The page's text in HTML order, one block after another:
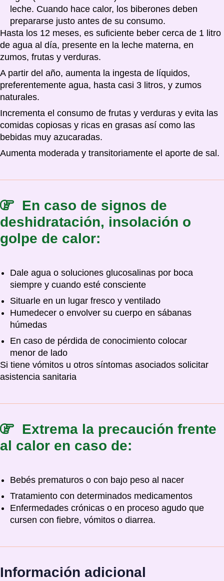
leche. Cuando hace calor, los biberones deben
prepararse justo antes de su consumo.
Hasta los 12 meses, es suficiente beber cerca de 1 litro
de agua al día, presente en la leche materna, en
zumos, frutas y verduras.
A partir del año, aumenta la ingesta de líquidos,
preferentemente agua, hasta casi 3 litros, y zumos
naturales.
Incrementa el consumo de frutas y verduras y evita las
comidas copiosas y ricas en grasas así como las
bebidas muy azucaradas.
Aumenta moderada y transitoriamente el aporte de sal.
En caso de signos de
deshidratación, insolación o
golpe de calor:
Dale agua o soluciones glucosalinas por boca
siempre y cuando esté consciente
Situarle en un lugar fresco y ventilado
Humedecer o envolver su cuerpo en sábanas
húmedas
En caso de pérdida de conocimiento colocar
menor de lado
Si tiene vómitos u otros síntomas asociados solicitar
asistencia sanitaria
Extrema la precaución frente
al calor en caso de:
Bebés prematuros o con bajo peso al nacer
Tratamiento con determinados medicamentos
Enfermedades crónicas o en proceso agudo que
cursen con fiebre, vómitos o diarrea.
Información adicional